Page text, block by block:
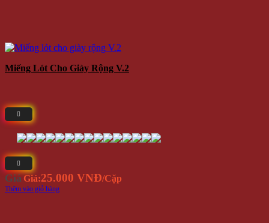
Miếng Lót Cho Giày Rộng V.2
Giá Giá:25.000 VNĐ/Cặp
Thêm vào giỏ hàng